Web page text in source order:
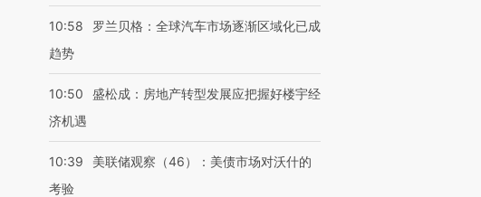
10:58
罗兰贝格：全球汽车市场逐渐区域化已成
趋势
10:50
盛松成：房地产转型发展应把握好楼宇经
济机遇
10:39
美联储观察（46）：美债市场对沃什的
考验